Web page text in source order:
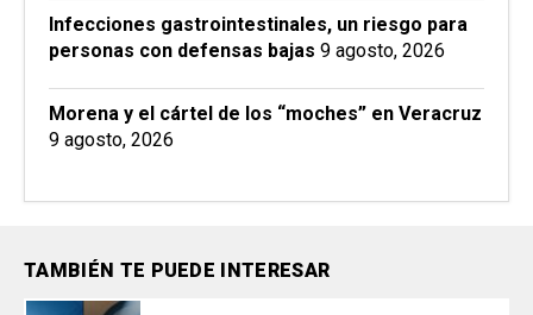
Infecciones gastrointestinales, un riesgo para
personas con defensas bajas 9 agosto, 2026
Morena y el cártel de los “moches” en Veracruz
9 agosto, 2026
TAMBIÉN TE PUEDE INTERESAR